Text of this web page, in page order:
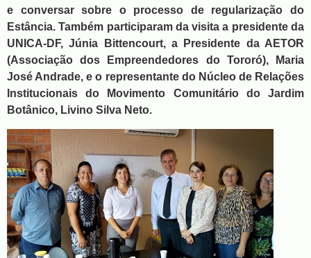
e conversar sobre o processo de regularização do
Estância. Também participaram da visita a presidente da
UNICA-DF, Júnia Bittencourt, a Presidente da AETOR
(Associação dos Empreendedores do Tororó), Maria
José Andrade, e o representante do Núcleo de Relações
Institucionais do Movimento Comunitário do Jardim
Botânico, Livino Silva Neto.